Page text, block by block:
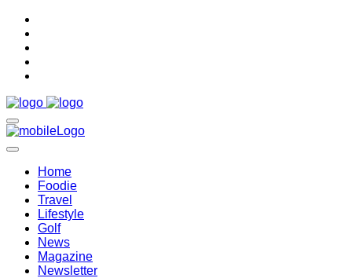
Home
Foodie
Travel
Lifestyle
Golf
News
Magazine
Newsletter